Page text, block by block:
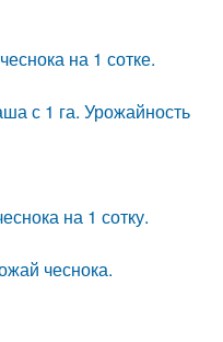
на 1 сотке.
с 1 га. Урожайность
на 1 сотку.
чеснока.